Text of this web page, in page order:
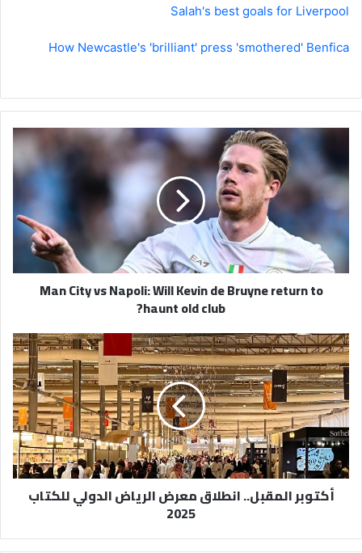
Salah's best goals for Liverpool
How Newcastle's 'brilliant' press 'smothered' Benfica
Man
vs
Napoli:
de
Bruyne
return
club?
Man City vs Napoli: Will Kevin de Bruyne return to
haunt old club?
أكتوبر
المقبل..
انطلاق
معرض
الرياض
الدولي
للكتاب
2025
أكتوبر المقبل.. انطلاق معرض الرياض الدولي للكتاب
2025